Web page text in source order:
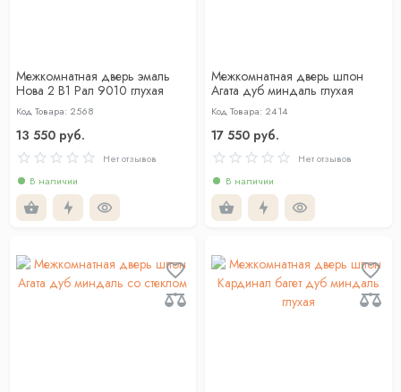
Межкомнатная дверь эмаль
Нова 2 В1 Рал 9010 глухая
Код Товара: 2568
13 550 руб.
Нет отзывов
В наличии
Межкомнатная дверь шпон
Агата дуб миндаль глухая
Код Товара: 2414
17 550 руб.
Нет отзывов
В наличии